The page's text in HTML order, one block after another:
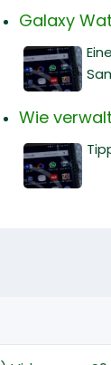
Galaxy
Wie